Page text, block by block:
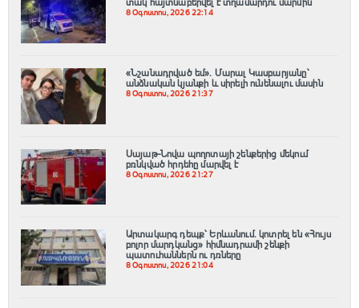
տակ հայտնաբերվել է տղամարդու մարմին
8 Օգոստոս, 2026 22:14
«Նշանադրված եմ». Մարալ Կասբարյանը՝
անձնական կյանքի և սիրելի ունենալու մասին
8 Օգոստոս, 2026 21:37
Սայաթ-Նովա պողոտայի շենքերից մեկում
բռնկված հրդեհը մարվել է
8 Օգոստոս, 2026 21:27
Արտակարգ դեպք՝ Երևանում․ կոտրել են «Հույս
բոլոր մարդկանց» հիմնադրամի շենքի
պատուհաններն ու դռները
8 Օգոստոս, 2026 21:04